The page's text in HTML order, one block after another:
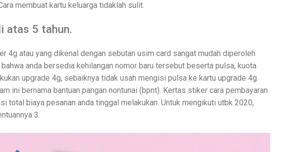
membuat kartu keluarga tidaklah sulit.
atas 5 tahun.
4g atau yang dikenal dengan sebutan usim card sangat mudah diperoleh
anda bersedia kehilangan nomor baru tersebut beserta pulsa, kuota
upgrade 4g, sebaiknya tidak usah mengisi pulsa ke kartu upgrade 4g.
ini bernama bantuan pangan nontunai (bpnt). Kertas stiker cara pembayaran
total biaya pesanan anda tinggal melakukan. Untuk mengikuti utbk 2020,
3.